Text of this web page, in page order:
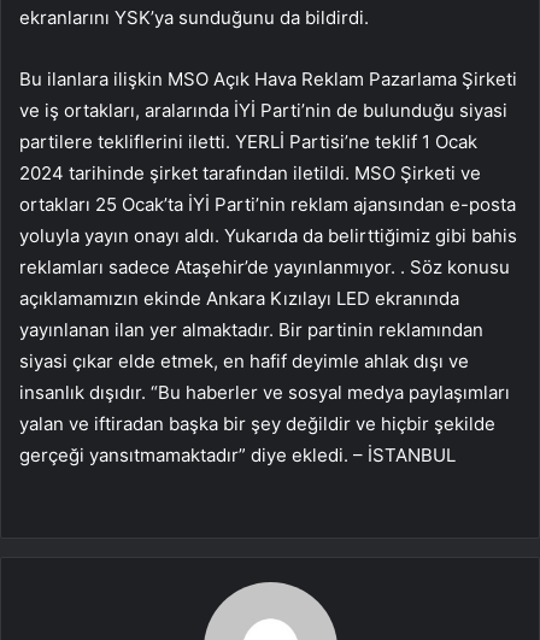
ekranlarını YSK’ya sunduğunu da bildirdi.
Bu ilanlara ilişkin MSO Açık Hava Reklam Pazarlama Şirketi
ve iş ortakları, aralarında İYİ Parti’nin de bulunduğu siyasi
partilere tekliflerini iletti. YERLİ Partisi’ne teklif 1 Ocak
2024 tarihinde şirket tarafından iletildi. MSO Şirketi ve
ortakları 25 Ocak’ta İYİ Parti’nin reklam ajansından e-posta
yoluyla yayın onayı aldı. Yukarıda da belirttiğimiz gibi bahis
reklamları sadece Ataşehir’de yayınlanmıyor. . Söz konusu
açıklamamızın ekinde Ankara Kızılayı LED ekranında
yayınlanan ilan yer almaktadır. Bir partinin reklamından
siyasi çıkar elde etmek, en hafif deyimle ahlak dışı ve
insanlık dışıdır. “Bu haberler ve sosyal medya paylaşımları
yalan ve iftiradan başka bir şey değildir ve hiçbir şekilde
gerçeği yansıtmamaktadır” diye ekledi. – İSTANBUL